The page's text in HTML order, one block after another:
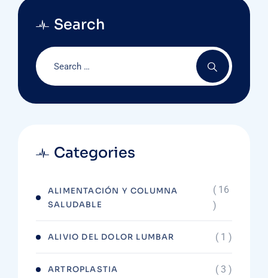
Search
Categories
ALIMENTACIÓN Y COLUMNA
SALUDABLE
( 16
)
ALIVIO DEL DOLOR LUMBAR ( 1 )
ARTROPLASTIA ( 3 )